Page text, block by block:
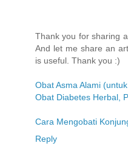
Thank you for sharing
And let me share an
is useful. Thank you :)
Obat Asma Alami
Obat Diabetes Herbal,
Cara Mengobati
Reply